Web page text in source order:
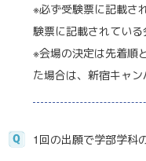
※必ず受験票に記載さ
験票に記載されている
※会場の決定は先着順
た場合は、新宿キャン
1回の出願で学部学科